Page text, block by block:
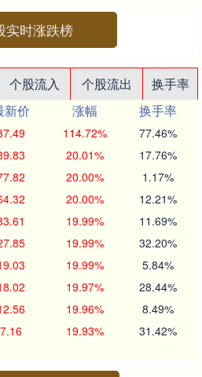
实时涨跌榜
个股流入 个股流出
换手率
新价 涨幅
换手率
114.72% 77.46%
20.01% 17.76%
20.00% 1.17%
20.00% 12.21%
19.99% 11.69%
19.99% 32.20%
19.99% 5.84%
19.97% 28.44%
19.96% 8.49%
7.16 19.93% 31.42%